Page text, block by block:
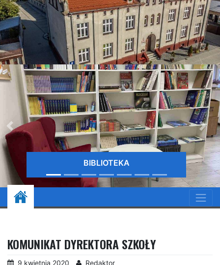
BIBLIOTEKA
KOMUNIKAT DYREKTORA SZKOŁY
9 kwietnia 2020 Redaktor